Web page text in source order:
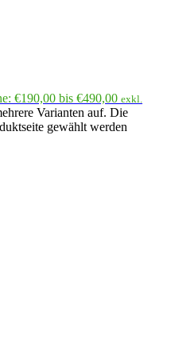
€190,00 bis €490,00 exkl.
Varianten auf. Die
gewählt werden